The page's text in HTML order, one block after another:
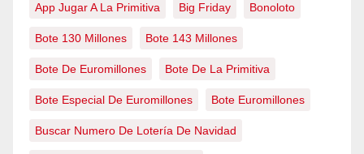
App Jugar A La Primitiva Big Friday Bonoloto
Bote 130 Millones Bote 143 Millones
Bote De Euromillones Bote De La Primitiva
Bote Especial De Euromillones Bote Euromillones
Buscar Numero De Lotería De Navidad